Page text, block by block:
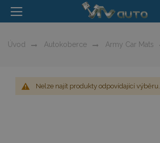
Úvod Autokoberce Army Car Mats
Nelze najít produkty odpovídající výběru.